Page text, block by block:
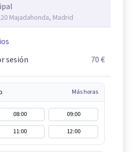
Majadahonda, Madrid
sesión
70 €
Más horas
08:00
09:00
11:00 12:00